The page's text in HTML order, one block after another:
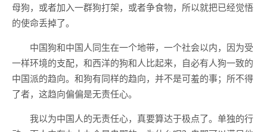
母狗，或者加入一群狗打架，或者争食物，所以就把已经觉悟
的使命丢掉了。
中国狗和中国人同生在一个地带，一个社会以内，因为受
一样环境的支配，和西洋的狗和人比起来，自必有人狗一致的
中国派的趋向。和狗有同样的趋向，并不是可羞的事；所不得
了者，这趋向偏偏是无责任心。
我以为中国人的无责任心，真要算达于极点了。单独的行